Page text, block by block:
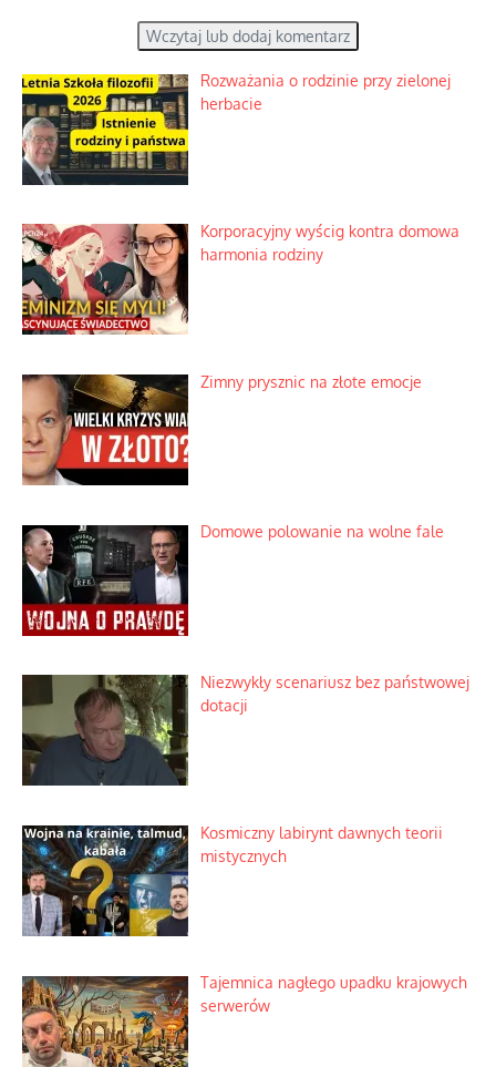
Wczytaj lub dodaj komentarz
Rozważania o rodzinie przy zielonej
herbacie
Korporacyjny wyścig kontra domowa
harmonia rodziny
Zimny prysznic na złote emocje
Domowe polowanie na wolne fale
Niezwykły scenariusz bez państwowej
dotacji
Kosmiczny labirynt dawnych teorii
mistycznych
Tajemnica nagłego upadku krajowych
serwerów